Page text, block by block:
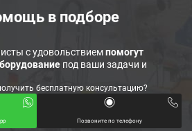
в подборе
с удовольствиемпомогут
под ваши задачи и
бесплатную консультацию?
Позвоните по телефону